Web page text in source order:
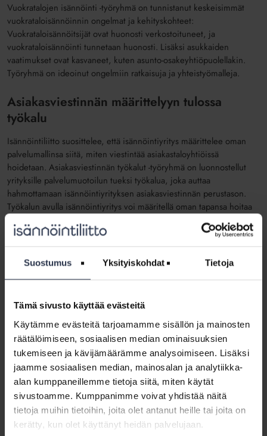
Suostumus Yksityiskohdat Tietoja
Tämä sivusto käyttää evästeitä
Käytämme evästeitä tarjoamamme sisällön ja mainosten
räätälöimiseen, sosiaalisen median ominaisuuksien
tukemiseen ja kävijämäärämme analysoimiseen. Lisäksi
jaamme sosiaalisen median, mainosalan ja analytiikka-
alan kumppaneillemme tietoja siitä, miten käytät
sivustoamme. Kumppanimme voivat yhdistää näitä
tietoja muihin tietoihin, joita olet antanut heille tai joita on
kerätty, kun olet käyttänyt heidän palvelujaan.
Vuokratalojen isännöinti -työryhmä on tunnistanut keskeisimmät
vuokrataloisännöinnin ongelmat ja kehityskohteet:
Vuokrataloisännöitsijät ovat huonosti verkostoituneet, ja
vuokrataloisännöinti tunnetaan huonosti. Lisäksi asukkaiden
vaatimukset ovat kasvaneet, kuten asunto-osakeyhtiöpuolellakin.
Työryhmä on ideoinut ongelmiin ratkaisuja ja yhteistyömalleja.
Asiakasviestinnän määrittelyyn tulossa
työkalu
Isännöintiliitto suosittelee, että isännöintiyritys määrittelee oman
palvelumallinsa siitä, miten viestintää asiakastaloyhtiöissä
hoidetaan. Asiakasviestinnän työkalut -työryhmä on luonnostellut
yrityksille palvelumuotoilun tueksi työkalua, joka auttaa
hahmottamaan isännöintiyrityksen asiakasviestinnän perustason.
Työkalun avulla isännöintiyritys voi määritellä oman tapansa hoitaa
myöhemmin tänä
vuonna.
kehittymään, kun maailma ympärillä digitalisoituu ja asiakkaiden
tarpeet kasvavat. Siksi myös kaksi muuta työryhmää miettii
valmistelee ohjeita sähköisen asioinnin kehittämiseen, ja
Isännöinnin palvelukehitys -työryhmä laatii isännöintiyrityksen
palvelukehityksen tiekarttaa.
Taloyhtiön hankintoihin kerätään ohjeistusta
Noin puolella isännöintiyrityksistä on taloyhtiöiden hankintoja
koskeva ohjeistus, selviää Taloyhtiön hankinnat -työryhmän keväällä
tekemästä isännöitsijäkyselystä. Niistäkin, joiden yrityksissä ohjeita
ei ole, valtaosa pitää yritystason ohjeistusta tarpeellisena.